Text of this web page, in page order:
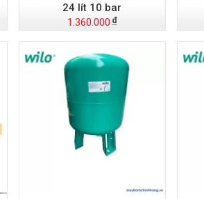
24 lít 10 bar
1.360.000